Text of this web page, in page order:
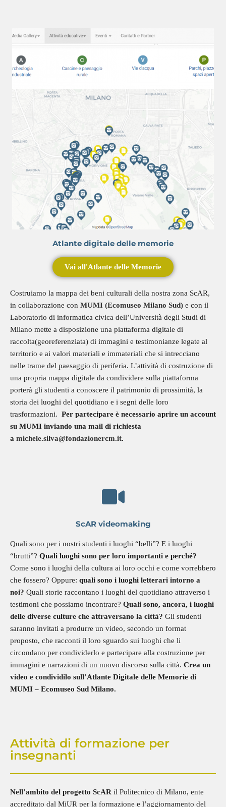
Atlante digitale delle memorie
Vai all'Atlante delle Memorie
Costruiamo la mappa dei beni culturali della nostra zona ScAR,
in collaborazione con MUMI (Ecomuseo Milano Sud) e con il
Laboratorio di informatica civica dell’Università degli Studi di
Milano mette a disposizione una piattaforma digitale di
raccolta(georeferenziata) di immagini e testimonianze legate al
territorio e ai valori materiali e immateriali che si intrecciano
nelle trame del paesaggio di periferia. L’attività di costruzione di
una propria mappa digitale da condividere sulla piattaforma
porterà gli studenti a conoscere il patrimonio di prossimità, la
storia dei luoghi del quotidiano e i segni delle loro
trasformazioni. Per partecipare è necessario aprire un account
su MUMI inviando una mail di richiesta
a michele.silva@fondazionercm.it.
ScAR videomaking
Quali sono per i nostri studenti i luoghi “belli”? E i luoghi
“brutti”? Quali luoghi sono per loro importanti e perché?
Come sono i luoghi della cultura ai loro occhi e come vorrebbero
che fossero? Oppure: quali sono i luoghi letterari intorno a
noi? Quali storie raccontano i luoghi del quotidiano attraverso i
testimoni che possiamo incontrare? Quali sono, ancora, i luoghi
delle diverse culture che attraversano la città? Gli studenti
saranno invitati a produrre un video, secondo un format
proposto, che racconti il loro sguardo sui luoghi che li
circondano per condividerlo e partecipare alla costruzione per
immagini e narrazioni di un nuovo discorso sulla città. Crea un
video e condividilo sull’Atlante Digitale delle Memorie di
MUMI – Ecomuseo Sud Milano.
Attività di formazione per
insegnanti
Nell’ambito del progetto ScAR il Politecnico di Milano, ente
accreditato dal MiUR per la formazione e l’aggiornamento del